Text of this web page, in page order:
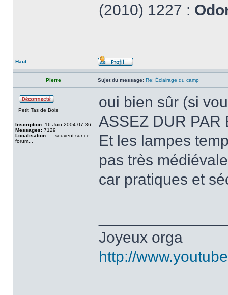
(2010) 1227 :
Haut
Pierre Sujet du message: Re: Éclairage du camp
Petit Tas de Bois
Inscription: 16 Juin 2004 07:36
Messages: 7129
Localisation: ... souvent sur ce
forum...
oui bien sûr (si
ASSEZ DUR PAR
Et les lampes
pas très
car pratiques et
Joyeux orga
http://